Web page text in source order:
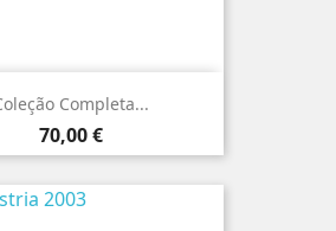
Completa...
Preço
70,00 €